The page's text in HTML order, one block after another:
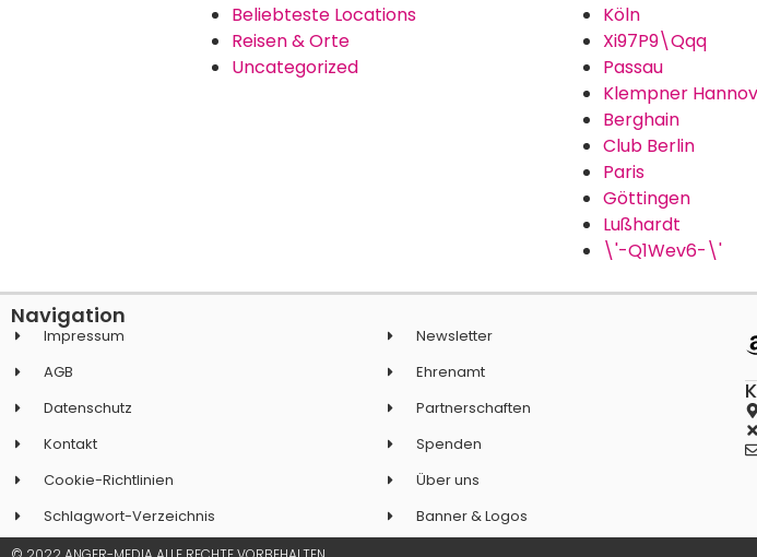
Beliebteste Locations
Reisen & Orte
Uncategorized
Köln
Xi97P9\Qqq
Passau
Klempner
Berghain
Club Berlin
Paris
Göttingen
Lußhardt
\'-Q1Wev6-\'
Navigation
Impressum
AGB
Datenschutz
Kontakt
Cookie-Richtlinien
Schlagwort-Verzeichnis
Newsletter
Ehrenamt
Partnerschaften
Spenden
Über uns
Banner & Logos